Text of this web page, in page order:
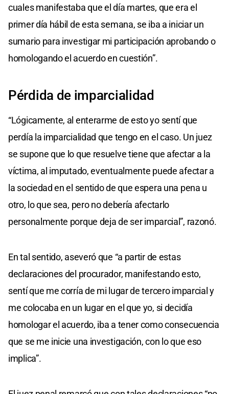
cuales manifestaba que el día martes, que era el
primer día hábil de esta semana, se iba a iniciar un
sumario para investigar mi participación aprobando o
homologando el acuerdo en cuestión”.
Pérdida de imparcialidad
“Lógicamente, al enterarme de esto yo sentí que
perdía la imparcialidad que tengo en el caso. Un juez
se supone que lo que resuelve tiene que afectar a la
víctima, al imputado, eventualmente puede afectar a
la sociedad en el sentido de que espera una pena u
otro, lo que sea, pero no debería afectarlo
personalmente porque deja de ser imparcial”, razonó.
En tal sentido, aseveró que “a partir de estas
declaraciones del procurador, manifestando esto,
sentí que me corría de mi lugar de tercero imparcial y
me colocaba en un lugar en el que yo, si decidía
homologar el acuerdo, iba a tener como consecuencia
que se me inicie una investigación, con lo que eso
implica”.